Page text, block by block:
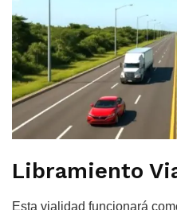
Libramiento
Esta vialidad funcionará